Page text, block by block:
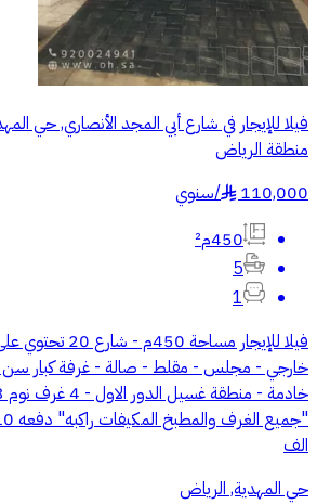
فيلا للإيجار في شارع أبي المجد الأنصاري, حي
منطقة الرياض
110,000
§
/سنوي
450م²
5
1
فيلا للإيجار
خارجي - مجلس - مقلط - صالة - غرفة كبار
الف
حي المهدية, الرياض